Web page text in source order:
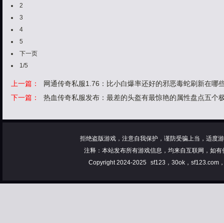
2
3
4
5
下一页
1/5
上一篇：
网通传奇私服1.76：比小白爆率还好的邪恶毒蛇刷新在哪
下一篇：
热血传奇私服发布：最差的头盔有最惊艳的属性盘点五个
拒绝盗版游戏，注意自我保护，谨防受骗上当，适度
注释：本站发布所有游戏信息，均来自互联网，如
Copyright 2024-2025
sf123，30ok，sf123.com